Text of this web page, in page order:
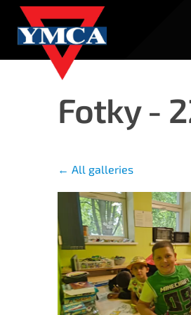
Fotky -
All galleries